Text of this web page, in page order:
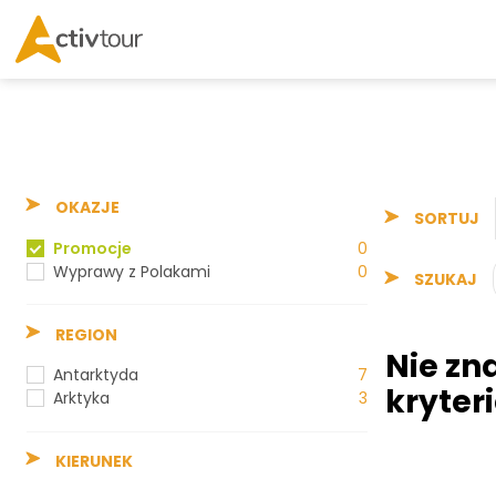
OKAZJE
Promocje
0
Wyprawy z Polakami
0
REGION
Antarktyda
7
Arktyka
3
KIERUNEK
SORTUJ
SZUKAJ
Nie